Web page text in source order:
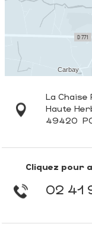
La Chaise
Haute
49420
Cliquez pour
02 41